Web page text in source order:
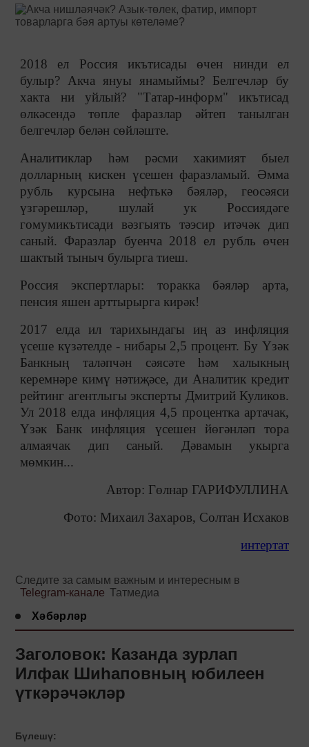
2018 ел Россия икътисады өчен нинди ел
булыр? Акча януы янамыймы? Белгечләр бу
хакта ни уйлый? "Татар-информ" икътисад
өлкәсендә төпле фаразлар әйтеп танылган
белгечләр белән сөйләште.
Аналитиклар һәм рәсми хакимият быел
долларның кискен үсешен фаразламый. Әмма
рубль курсына нефтькә бәяләр, геосәяси
үзгәрешләр, шулай ук Россиядәге
гомумикътисади вәзгыять тәэсир итәчәк дип
саный. Фаразлар буенча 2018 ел рубль өчен
шактый тыныч булырга тиеш.
Россия экспертлары: торакка бәяләр арта,
пенсия яшен арттырырга кирәк!
2017 елда ил тарихындагы иң аз инфляция
үсеше күзәтелде - нибары 2,5 процент. Бу Үзәк
Банкның таләпчән сәясәте һәм халыкның
керемнәре кимү нәтиҗәсе, ди Аналитик кредит
рейтинг агентлыгы эксперты Дмитрий Куликов.
Ул 2018 елда инфляция 4,5 процентка артачак,
Үзәк Банк инфляция үсешен йөгәнләп тора
алмаячак дип саный. Дәвамын укырга
мөмкин...
Автор: Гөлнар ГАРИФУЛЛИНА
Фото: Михаил Захаров, Солтан Исхаков
интертат
Следите за самым важным и интересным в
Telegram-канале Татмедиа
Хәбәрләр
Заголовок: Казанда зурлап
Илфак Шиһаповның юбилеен
үткәрәчәкләр
Бүлешү: